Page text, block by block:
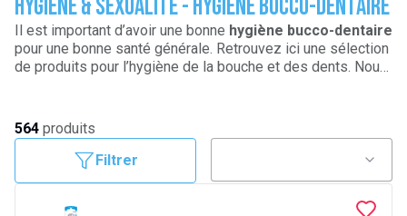
Hygiène & sexualité - Hygiène bucco-dentaire
Il est important d’avoir une bonne hygiène bucco-dentaire
pour une bonne santé générale. Retrouvez ici une sélection
de produits pour l’hygiène de la bouche et des dents. Nous
aussi des produits pour
les dentsou pour traiter lesboutons de fièvres.
564 produits
Filtrer